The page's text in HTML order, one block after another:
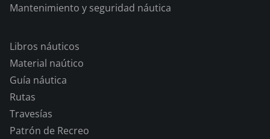
Mantenimiento y seguridad náutica
Libros náuticos
Material naútico
Guía náutica
Rutas
Travesías
Patrón de Recreo